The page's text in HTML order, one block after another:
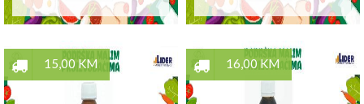
15,00 KM 16,00 KM